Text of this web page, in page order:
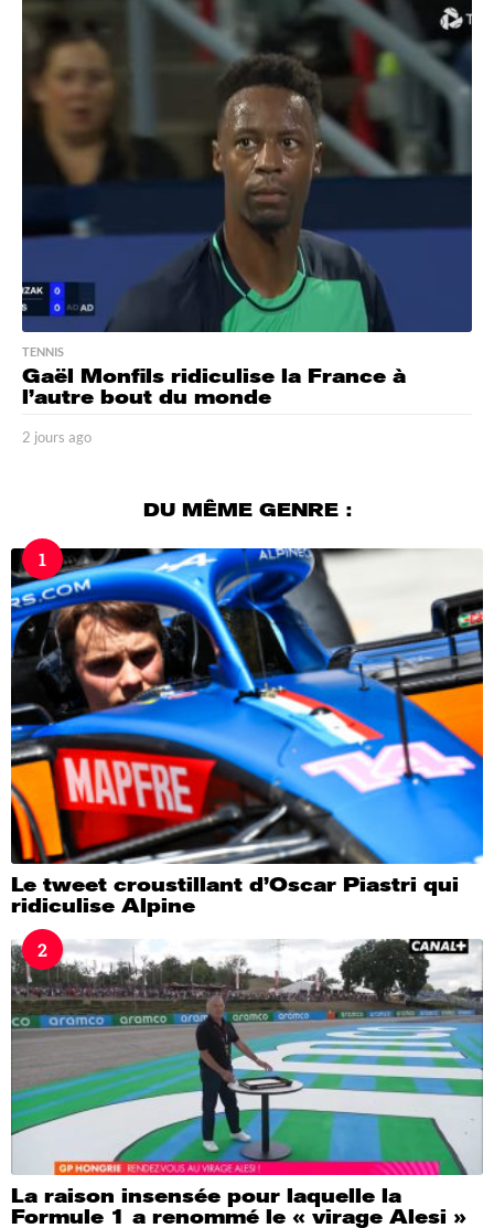
u
r
a
TENNIS
Gaël Monfils ridiculise la France à
l’autre bout du monde
2 jours ago
a
g
o
DU MÊME GENRE :
1
Le tweet croustillant d’Oscar Piastri qui
ridiculise Alpine
2
La raison insensée pour laquelle la
Formule 1 a renommé le « virage Alesi »